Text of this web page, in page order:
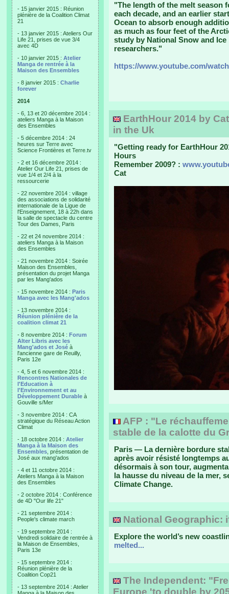
- 15 janvier 2015 : Réunion
plénière de la Coalition Climat
21
- 13 janvier 2015 : Ateliers Our
Life 21, prises de vue 3/4
avec 4D
- 10 janvier 2015 : Atelier
Manga de rentrée à la
Maison des Ensembles
- 8 janvier 2015 : Charlie
forever
2014
- 6, 13 et 20 décembre 2014 :
ateliers Manga à la Maison
des Ensembles
- 5 décembre 2014 : 24
heures sur Terre avec
Science Frontières et Terre.tv
- 2 et 16 décembre 2014 :
Atelier Our Life 21, prises de
vue 1/4 et 2/4 à la
ressourcerie
- 22 novembre 2014 : village
des associations de solidarité
internationale de la Ligue de
l'Enseignement, 18 à 22h dans
la salle de spectacle du centre
Tour des Dames, Paris
- 22 et 24 novembre 2014 :
ateliers Manga à la Maison
des Ensembles
- 21 novembre 2014 : Soirée
Maison des Ensembles,
présentation du projet Manga
par les Mang'ados
- 15 novembre 2014 : Paris
Manga avec les Mang'ados
- 13 novembre 2014 :
Réunion plénière de la
coalition climat 21
- 8 novembre 2014 : Forum
Alter Libris avec les
Mang'ados et José à
l'ancienne gare de Reuilly,
Paris 12e
- 4, 5 et 6 novembre 2014 :
Rencontres Nationales de
l'Education à
l'Environnement et au
Développement Durable à
Gouville s/Mer
- 3 novembre 2014 : CA
stratégique du Réseau Action
Climat
- 18 octobre 2014 : Atelier
Manga à la Maison des
Ensembles , présentation de
José aux mang'ados
- 4 et 11 octobre 2014 :
Ateliers Manga à la Maison
des Ensembles
- 2 octobre 2014 : Conférence
de 4D "Our life 21"
- 21 septembre 2014 :
People's climate march
- 19 septembre 2014 :
Vendredi solidaire de rentrée à
la Maison de Ensembles,
Paris 13e
- 15 septembre 2014 :
Réunion plénière de la
Coalition Cop21
- 13 septembre 2014 : Atelier
"The length of the melt season
each decade, and an earlier
Ocean to absorb enough
as much as four feet of the
study by National Snow and
researchers."
https://www.youtube.com/
EarthHour 2014 by
in the Uk
"Getting ready for EarthHour
Hours
Remember 2009? :
Cat
AFP : "Le
stable de la calotte du
Paris — La dernière bordure
après avoir résisté longtemps
désormais à son tour,
la hausse du niveau de la mer,
Climate Change.
National Geographic:
Explore the world’s new
melted...
The Independent:
Europe 'to double by